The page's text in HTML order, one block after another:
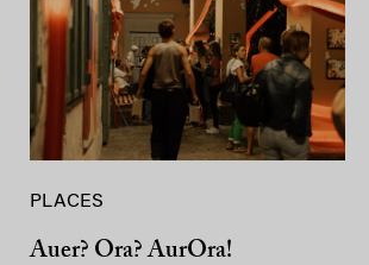
PLACES
Auer? Ora? AurOra!